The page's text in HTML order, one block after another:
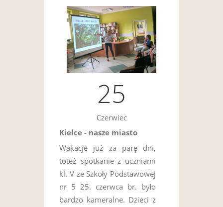
25
Czerwiec
Kielce - nasze miasto
Wakacje już za parę dni,
toteż spotkanie z uczniami
kl. V ze Szkoły Podstawowej
nr 5 25. czerwca br. było
bardzo kameralne. Dzieci z